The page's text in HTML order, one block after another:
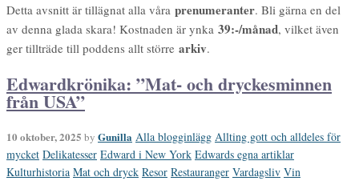
Detta avsnitt är tillägnat alla våra prenumeranter. Bli gärna en del
av denna glada skara! Kostnaden är ynka 39:-/månad, vilket även
ger tillträde till poddens allt större arkiv.
Edwardkrönika: ”Mat- och dryckesminnen
från USA”
10 oktober, 2025 by Gunilla Alla blogginlägg Allting gott och alldeles för
mycket Delikatesser Edward i New York Edwards egna artiklar
Kulturhistoria Mat och dryck Resor Restauranger Vardagsliv Vin